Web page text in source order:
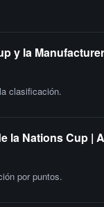
y la
clasificación.
la Nations Cup |
por puntos.